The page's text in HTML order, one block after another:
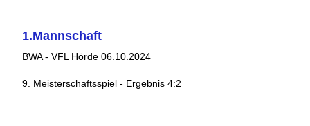
1.Mannschaft
BWA - VFL Hörde 06.10.2024
9. Meisterschaftsspiel - Ergebnis 4:2